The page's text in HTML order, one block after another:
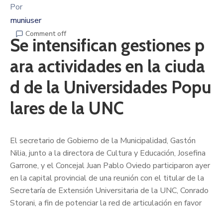
Por
muniuser
Comment off
Se intensifican gestiones p
ara actividades en la ciuda
d de la Universidades Popu
lares de la UNC
El secretario de Gobierno de la Municipalidad, Gastón
Nilia, junto a la directora de Cultura y Educación, Josefina
Garrone, y el Concejal Juan Pablo Oviedo participaron ayer
en la capital provincial de una reunión con el titular de la
Secretaría de Extensión Universitaria de la UNC, Conrado
Storani, a fin de potenciar la red de articulación en favor